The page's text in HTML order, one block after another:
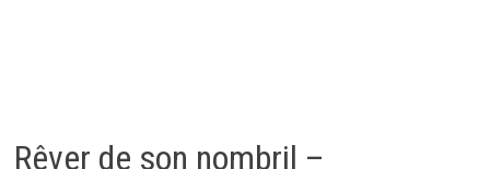
Rêver de son nombril –